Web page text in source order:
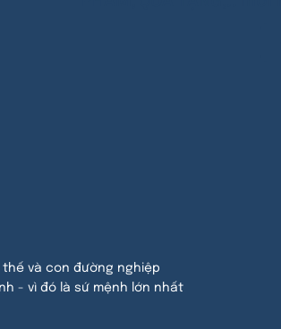
thế và con đường nghiệp
- vì đó là sứ mệnh lớn nhất